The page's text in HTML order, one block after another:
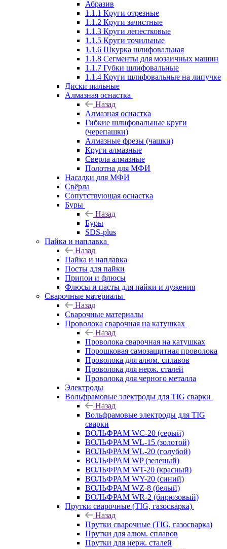
Абразив
1.1.1 Круги отрезные
1.1.2 Круги зачистные
1.1.3 Круги лепестковые
1.1.5 Круги точильные
1.1.6 Шкурка шлифовальная
1.1.8 Сегменты для мозаичных машин
1.1.7 Губки шлифовальные
1.1.4 Круги шлифовальные на липучке
Диски пильные
Алмазная оснастка
Назад
Алмазная оснастка
Гибкие шлифовальные круги
(черепашки)
Алмазные фрезы (чашки)
Круги алмазные
Сверла алмазные
Полотна для МФИ
Насадки для МФИ
Свёрла
Сопутствующая оснастка
Буры
Назад
Буры
SDS-plus
Пайка и наплавка
Назад
Пайка и наплавка
Посты для пайки
Припои и флюсы
Флюсы и пасты для пайки и лужения
Сварочные материалы
Назад
Сварочные материалы
Проволока сварочная на катушках
Назад
Проволока сварочная на катушках
Порошковая самозащитная проволока
Проволока для алюм. сплавов
Проволока для нерж. сталей
Проволока для черного металла
Электроды
Вольфрамовые электроды для TIG сварки
Назад
Вольфрамовые электроды для TIG
сварки
ВОЛЬФРАМ WC-20 (серый)
ВОЛЬФРАМ WL-15 (золотой)
ВОЛЬФРАМ WL-20 (голубой)
ВОЛЬФРАМ WP (зеленый)
ВОЛЬФРАМ WT-20 (красный)
ВОЛЬФРАМ WY-20 (синий)
ВОЛЬФРАМ WZ-8 (белый)
ВОЛЬФРАМ WR-2 (бирюзовый)
Прутки сварочные (TIG, газосварка)
Назад
Прутки сварочные (TIG, газосварка)
Прутки для алюм. сплавов
Прутки для нерж. сталей